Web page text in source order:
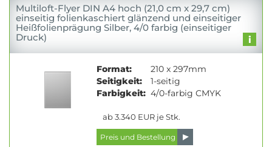
Multiloft-Flyer DIN A4 hoch (21,0 cm x 29,7 cm)
einseitig folienkaschiert glänzend und einseitiger
Heißfolienprägung Silber, 4/0 farbig (einseitiger
Druck)
Format:
210 x 297mm
Seitigkeit:
1-seitig
Farbigkeit: 4/0-farbig CMYK
ab 3.340 EUR je Stk.